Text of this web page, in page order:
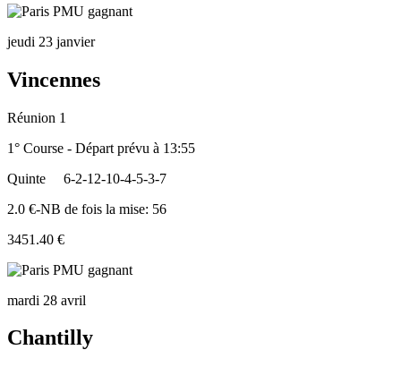
jeudi 23 janvier
Vincennes
Réunion 1
1° Course - Départ prévu à 13:55
Quinte
6-2-12-10-4-5-3-7
2.0 €-NB de fois la mise: 56
3451.40 €
mardi 28 avril
Chantilly